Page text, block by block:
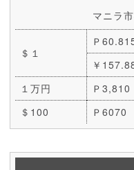
マニラ
＄１
Ｐ
￥
１万円
Ｐ3,810
＄100
Ｐ6070